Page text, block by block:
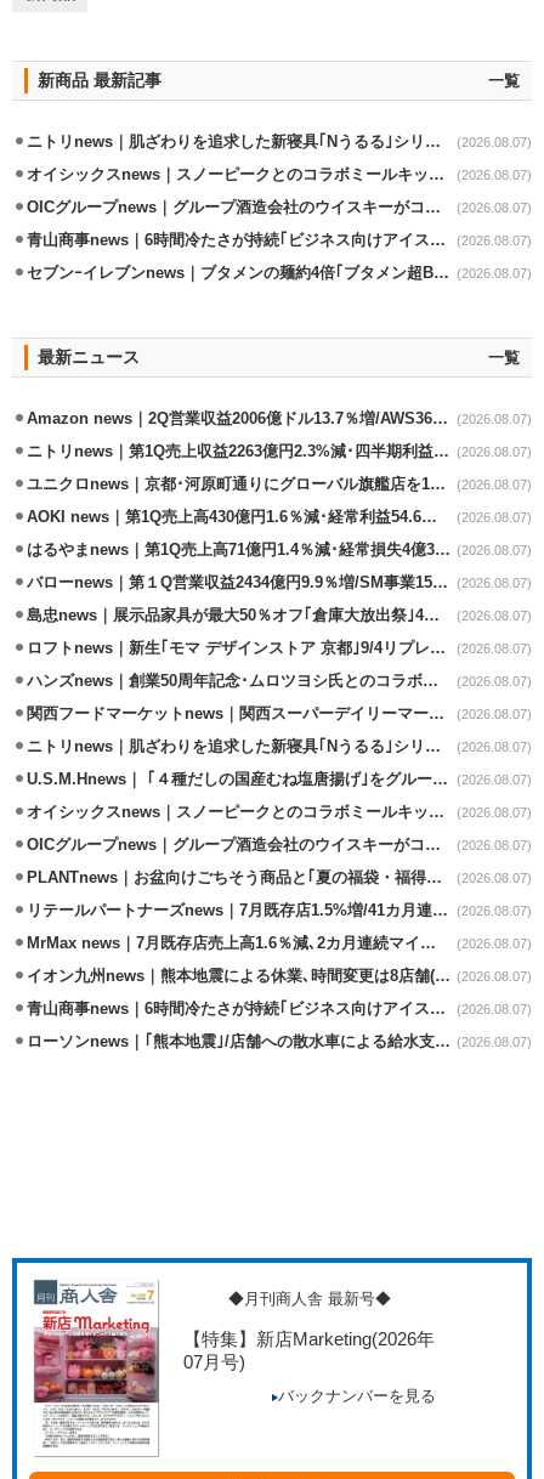
新商品 最新記事 一覧
ニトリnews｜肌ざわりを追求した新寝具｢Nうるる｣シリーズを発売 (2026.08.07)
オイシックスnews｜スノーピークとのコラボミールキット8/13発売 (2026.08.07)
OICグループnews｜グループ酒造会社のウイスキーがコンペティション受賞 (2026.08.07)
青山商事news｜6時間冷たさが持続｢ビジネス向けアイスベスト｣発売 (2026.08.07)
セブンｰイレブンnews｜ブタメンの麺約4倍｢ブタメン超BIG｣8/11から限定発売 (2026.08.07)
最新ニュース 一覧
Amazon news｜2Q営業収益2006億ドル13.7％増/AWS36.8％％増が貢献 (2026.08.07)
ニトリnews｜第1Q売上収益2263億円2.3%減･四半期利益1.4％減 (2026.08.07)
ユニクロnews｜京都･河原町通りにグローバル旗艦店を11/6開設 (2026.08.07)
AOKI news｜第1Q売上高430億円1.6％減･経常利益54.6％減 (2026.08.07)
はるやまnews｜第1Q売上高71億円1.4％減･経常損失4億3800万円 (2026.08.07)
バローnews｜第１Q営業収益2434億円9.9％増/SM事業15.5％増と絶好調 (2026.08.07)
島忠news｜展示品家具が最大50％オフ｢倉庫大放出祭｣4店舗限定で開催 (2026.08.07)
ロフトnews｜新生｢モマ デザインストア 京都｣9/4リプレイスオープン (2026.08.07)
ハンズnews｜創業50周年記念･ムロツヨシ氏とのコラボ企画｢ムロハンズ｣開催 (2026.08.07)
関西フードマーケットnews｜関西スーパーデイリーマート蒲生店8/7改装 (2026.08.07)
ニトリnews｜肌ざわりを追求した新寝具｢Nうるる｣シリーズを発売 (2026.08.07)
U.S.M.Hnews｜ ｢４種だしの国産むね塩唐揚げ｣をグループ610店で共同販促 (2026.08.07)
オイシックスnews｜スノーピークとのコラボミールキット8/13発売 (2026.08.07)
OICグループnews｜グループ酒造会社のウイスキーがコンペティション受賞 (2026.08.07)
PLANTnews｜お盆向けごちそう商品と｢夏の福袋・福得カート｣8/8から開催 (2026.08.07)
リテールパートナーズnews｜7月既存店1.5%増/41カ月連続増 (2026.08.07)
MrMax news｜7月既存店売上高1.6％減､2カ月連続マイナス (2026.08.07)
イオン九州news｜熊本地震による休業､時間変更は8店舗(8/7時点) (2026.08.07)
青山商事news｜6時間冷たさが持続｢ビジネス向けアイスベスト｣発売 (2026.08.07)
ローソンnews｜｢熊本地震｣/店舗への散水車による給水支援を開始 (2026.08.07)
◆月刊商人舎 最新号◆
【特集】新店Marketing(2026年
07月号)
バックナンバーを見る